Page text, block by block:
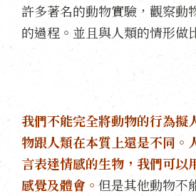
許多著名的動物實驗，觀察動
的過程。並且與人類的情形做
我們不能完全將動物的行為擬
物跟人類在本質上還是不同。
言表達情感的生物，我們可以
感覺及體會。 但是其他動物不